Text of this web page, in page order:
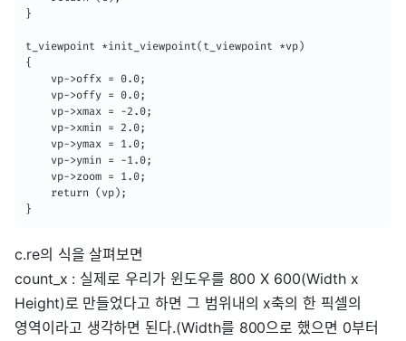
}
t_viewpoint	*init_viewpoint(t_viewpoint *vp)
{
}
c.re의 식을 살펴보면
count_x : 실제로 우리가 윈도우를 800 X 600(Width x
Height)로 만들었다고 하면 그 범위내의 x축의 한 픽셀의
영역이라고 생각하면 된다.(Width를 800으로 했으면 0부터